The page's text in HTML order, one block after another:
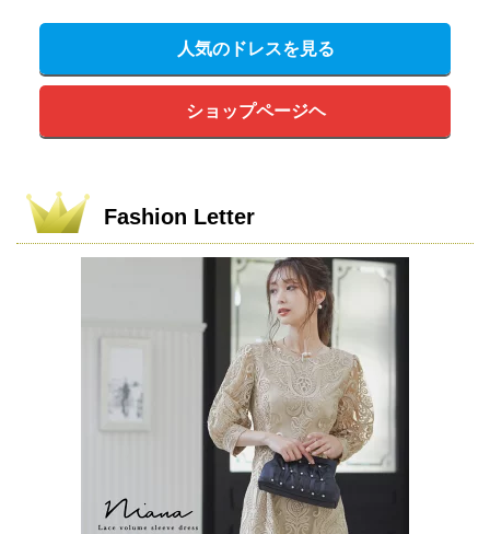
人気のドレスを見る
ショップページヘ
Fashion Letter